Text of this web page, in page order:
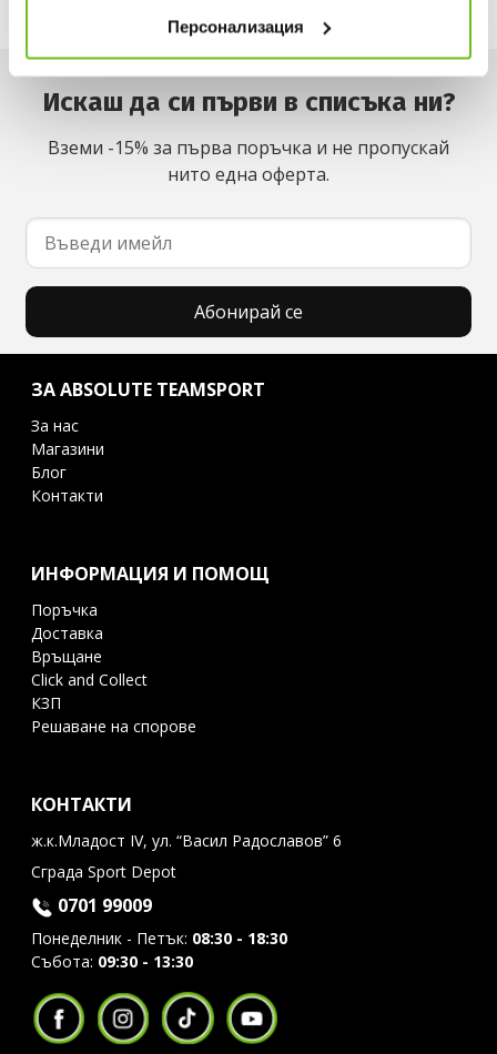
Персонализация
Искаш да си първи в списъка ни?
Вземи -15% за първа поръчка и не пропускай
нито една оферта.
Абонирай се
ЗА ABSOLUTE TEAMSPORT
За нас
Магазини
Блог
Контакти
ИНФОРМАЦИЯ И ПОМОЩ
Поръчка
Доставка
Връщане
Click and Collect
КЗП
Решаване на спорове
КОНТАКТИ
ж.к.Младост IV, ул. “Васил Радославов” 6
Сграда Sport Depot
0701 99009
Понеделник - Петък: 08:30 - 18:30
Събота: 09:30 - 13:30